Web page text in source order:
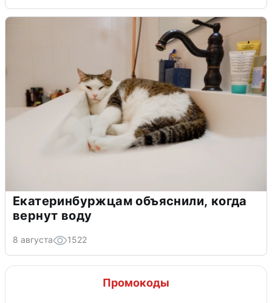
Екатеринбуржцам объяснили, когда
вернут воду
8 августа 1522
Промокоды